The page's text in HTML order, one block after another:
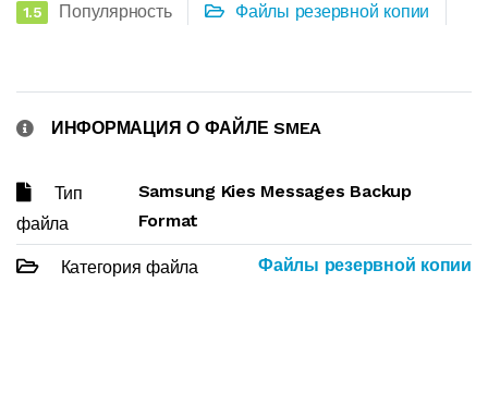
1.5 Популярность Файлы резервной копии
ИНФОРМАЦИЯ О ФАЙЛЕ SMEA
Тип
файла
Samsung Kies Messages Backup
Format
Категория файла Файлы резервной копии